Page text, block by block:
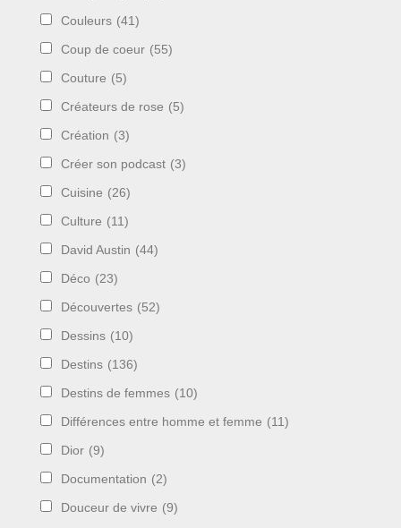
Couleurs (41)
Coup de coeur (55)
Couture (5)
Créateurs de rose (5)
Création (3)
Créer son podcast (3)
Cuisine (26)
Culture (11)
David Austin (44)
Déco (23)
Découvertes (52)
Dessins (10)
Destins (136)
Destins de femmes (10)
Différences entre homme et femme (11)
Dior (9)
Documentation (2)
Douceur de vivre (9)